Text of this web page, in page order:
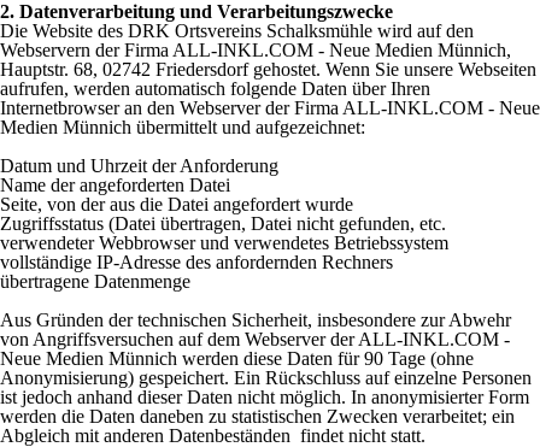
2. Datenverarbeitung und Verarbeitungszwecke
Die Website des DRK Ortsvereins Schalksmühle wird auf den
Webservern der Firma ALL-INKL.COM - Neue Medien Münnich,
Hauptstr. 68, 02742 Friedersdorfgehostet. Wenn Sie unsere Webseiten
aufrufen, werden automatisch folgende Daten über Ihren
Internetbrowser an den Webserver der Firma ALL-INKL.COM - Neue
Medien Münnich übermittelt und aufgezeichnet:
Datum und Uhrzeit der Anforderung
Name der angeforderten Datei
Seite, von der aus die Datei angefordert wurde
Zugriffsstatus (Datei übertragen, Datei nicht gefunden, etc.
verwendeter Webbrowser und verwendetes Betriebssystem
vollständige IP-Adresse des anfordernden Rechners
übertragene Datenmenge
Aus Gründen der technischen Sicherheit, insbesondere zur Abwehr
von Angriffsversuchen auf dem Webserver derALL-INKL.COM -
Neue Medien Münnich werden diese Daten für 90 Tage (ohne
Anonymisierung) gespeichert. Ein Rückschluss auf einzelne Personen
ist jedoch anhand dieser Daten nicht möglich. In anonymisierter Form
werden die Daten daneben zu statistischen Zwecken verarbeitet; ein
Abgleich mit anderen Datenbeständen findet nicht statt.